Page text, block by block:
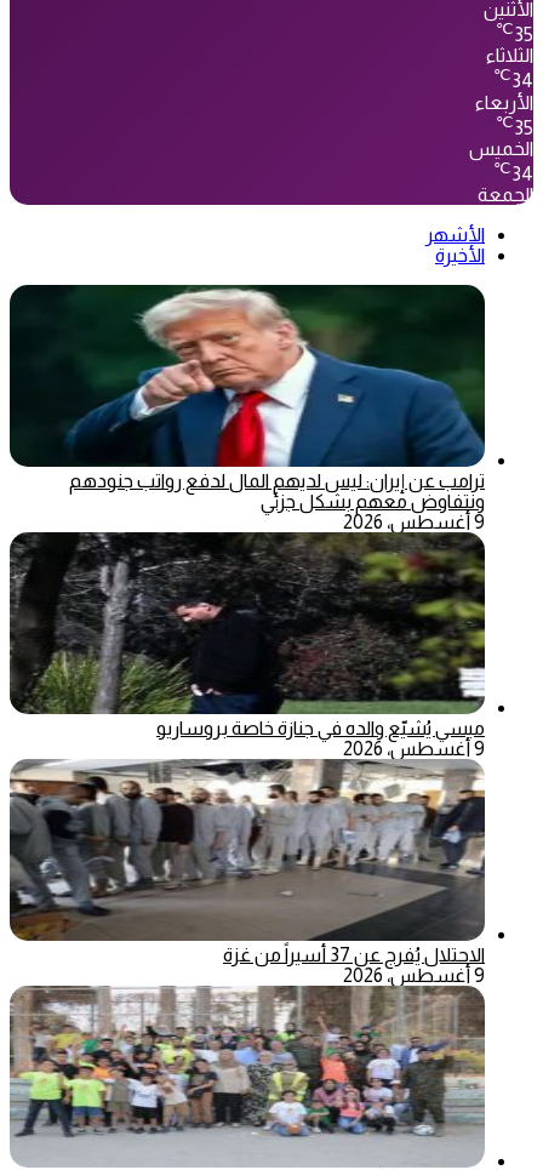
الأثنين
35
℃
الثلاثاء
34
℃
الأربعاء
35
℃
الخميس
34
℃
الجمعة
الأشهر
الأخيرة
ترامب عن إيران: ليس لديهم المال لدفع رواتب جنودهم
ونتفاوض معهم بشكل جزئي
9 أغسطس، 2026
ميسي يُشيّع والده في جنازة خاصة بروساريو
9 أغسطس، 2026
الاحتلال يُفرج عن 37 أسيراً من غزة
9 أغسطس، 2026